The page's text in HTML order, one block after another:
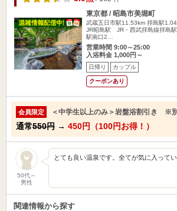
東京都 / 昭島市美堀町
武蔵五日市駅11.53km 拝島駅
JR昭島駅 JR・西武拝島線拝島
駅南口2…
営業時間 9:00～25:00
入浴料金 1,000円～
日帰り カップル
クーポンあり
会員限定 ＜中学生以上のみ＞岩盤浴割引き ※
通常550円 → 450円（100円お得！）
50代～
男性
とても良い温泉です。全てが気に入って
関連情報から探す